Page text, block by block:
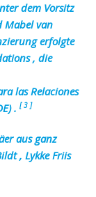
dem Vorsitz
Mabel van
erfolgte
, die
las Relaciones
. [3 ]
aus ganz
, Lykke Friis